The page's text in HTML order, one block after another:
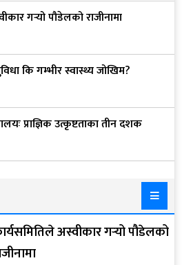
गर्‍यो पौडेलको राजीनामा
कि गम्भीर स्वास्थ्य जोखिम?
प्राज्ञिक उत्कृष्टताका तीन दशक
अस्वीकार गर्‍यो पौडेलको